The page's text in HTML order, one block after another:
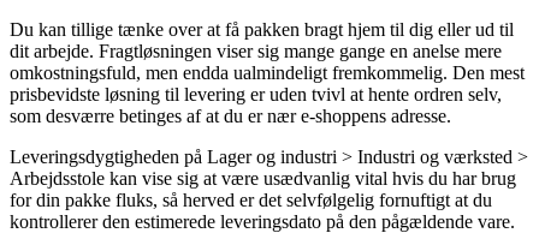
Du kan tillige tænke over at få pakken bragt hjem til dig eller ud til
dit arbejde. Fragtløsningen viser sig mange gange en anelse mere
omkostningsfuld, men endda ualmindeligt fremkommelig. Den mest
prisbevidste løsning til levering er uden tvivl at hente ordren selv,
som desværre betinges af at du er nær e-shoppens adresse.
Leveringsdygtigheden på Lager og industri > Industri og værksted >
Arbejdsstole kan vise sig at være usædvanlig vital hvis du har brug
for din pakke fluks, så herved er det selvfølgelig fornuftigt at du
kontrollerer den estimerede leveringsdato på den pågældende vare.